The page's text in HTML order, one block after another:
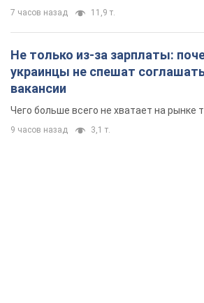
7 часов назад 11,9 т.
Не только из-за зарплаты:
украинцы не спешат
вакансии
Чего больше всего не хватает на рынке
9 часов назад 3,1 т.